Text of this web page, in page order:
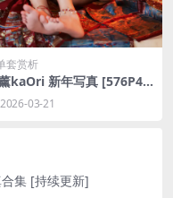
套赏析
kaOri 新年写真 [576P4V
2026-03-21
合集 [持续更新]